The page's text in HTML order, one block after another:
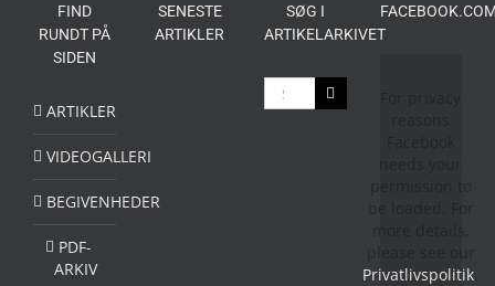
FIND
RUNDT PÅ
SIDEN
ARTIKLER
VIDEOGALLERI
BEGIVENHEDER
PDF-
ARKIV
SENESTE
ARTIKLER
SØG I
ARTIKELARKIVET
Søg
efter:
Privatlivspolitik